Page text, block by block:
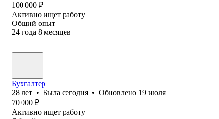
100 000 ₽
Активно ищет работу
Общий опыт
24 года 8 месяцев
Бухгалтер
28 лет • Была сегодня • Обновлено 19 июля
70 000 ₽
Активно ищет работу